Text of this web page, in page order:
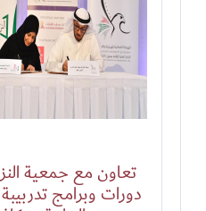
تعاون مع جمعية
دورات وبرامج